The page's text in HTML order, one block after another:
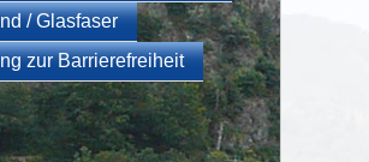
/ Glasfaser
zur Barrierefreiheit